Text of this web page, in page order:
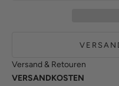
Versand & Retouren
VERSANDKOSTEN